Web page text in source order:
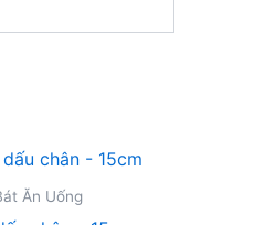
Ăn Uống